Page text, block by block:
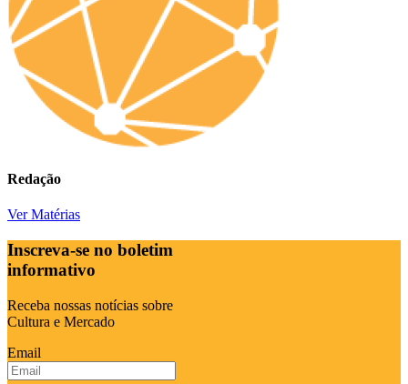
Redação
Ver Matérias
Inscreva-se no boletim
informativo
Receba nossas notícias sobre
Cultura e Mercado
Email